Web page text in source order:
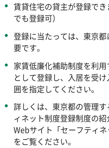
賃貸住宅の貸主が登録で
でも登録可）
登録に当たっては、東京
要です。
家賃低廉化補助制度を利
として登録し、入居を受
囲を指定してください。
詳しくは、東京都の管理
ィネット制度登録制度の
Webサイト「セーフティネ
をご覧ください。